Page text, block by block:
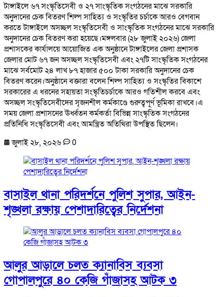
টাঙ্গাইলে ৬৭ সংস্কৃতিসেবী ও ২৭ সাংস্কৃতিক সংগঠনের মাঝে সরকারি
অনুদানের চেক বিতরণ শিল্প সাহিত্য ও সংস্কৃতির চর্চাকে আরও বেগবান
করতে টাঙ্গাইলে অসচ্ছল সংস্কৃতিসেবী ও সাংস্কৃতিক সংগঠনের মাঝে সরকারি
অনুদানের চেক বিতরণ করা হয়েছে।মঙ্গলবার (২৮ জুলাই ২০২৬) জেলা
প্রশাসকের কার্যালয়ে আয়োজিত এক অনুষ্ঠানে টাঙ্গাইলের জেলা প্রশাসক
জেলার মোট ৬৭ জন অসচ্ছল সংস্কৃতিসেবী এবং ২৭টি সাংস্কৃতিক সংগঠনের
মাঝে সর্বমোট ২৪ লাখ ৮৭ হাজার ৫০০ টাকা সরকারি অনুদানের চেক
বিতরণ করেন।অনুষ্ঠানে বক্তারা বলেন শিল্প সাহিত্য ও সংস্কৃতির বিকাশে
সরকারের এ ধরনের সহায়তা সংস্কৃতিচর্চাকে আরও গতিশীল করবে এবং
অসচ্ছল সংস্কৃতিসেবীদের সৃজনশীল কর্মকাণ্ডে গুরুত্বপূর্ণ ভূমিকা রাখবে।এ
সময় জেলা প্রশাসনের ঊর্ধ্বতন কর্মকর্তা বিভিন্ন সাংস্কৃতিক সংগঠনের
প্রতিনিধি সংস্কৃতিসেবী এবং আমন্ত্রিত অতিথিরা উপস্থিত ছিলেন।
জুলাই ২৮, ২০২৬
0
বাসাইল থানা পরিদর্শনে পুলিশ সুপার, আইন-
শৃঙ্খলা রক্ষায় পেশাদারিত্বের নির্দেশনা
আলুর আড়ালে চলত ক্যানাবিস ব্যবসা
গোপালপুরে ৪০ কেজি গাঁজাসহ আটক ৩